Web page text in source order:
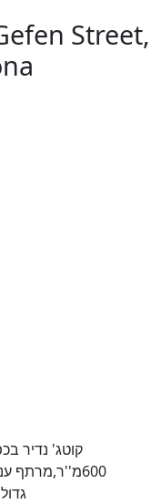
Street,